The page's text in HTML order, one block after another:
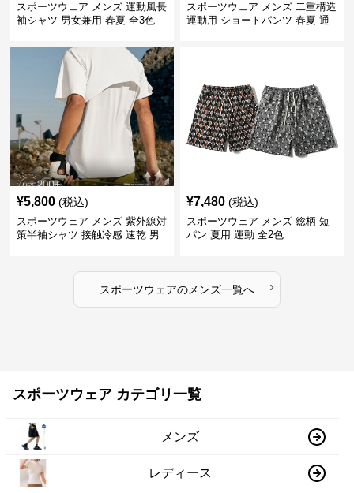
スポーツウェア メンズ 運動風長
袖シャツ 男女兼用 春夏 全3色
スポーツウェア メンズ 二重構造
運動用 ショートパンツ 春夏 通
¥5,800 (税込)
スポーツウェア メンズ 紫外線対
策半袖シャツ 接触冷感 速乾 男
¥7,480 (税込)
スポーツウェア メンズ 総柄 短
パン 夏用 運動 全2色
スポーツウェアのメンズ一覧へ ›
スポーツウェア カテゴリ一覧
メンズ
レディース